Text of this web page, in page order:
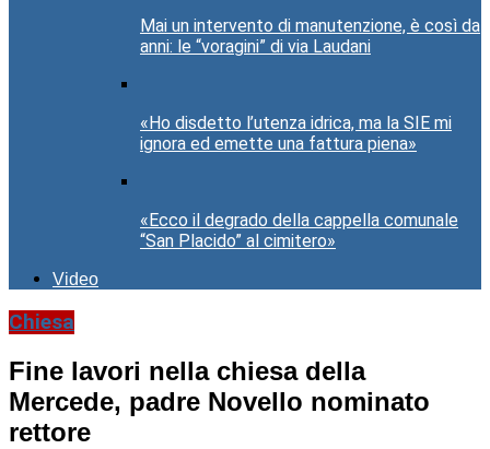
Mai un intervento di manutenzione, è così da
anni: le “voragini” di via Laudani
«Ho disdetto l’utenza idrica, ma la SIE mi
ignora ed emette una fattura piena»
«Ecco il degrado della cappella comunale
“San Placido” al cimitero»
Video
Chiesa
Fine lavori nella chiesa della
Mercede, padre Novello nominato
rettore